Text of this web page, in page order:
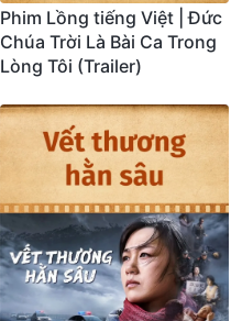
Phim Lồng tiếng Việt | Đức
Chúa Trời Là Bài Ca Trong
Lòng Tôi (Trailer)